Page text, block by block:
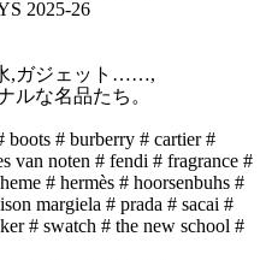
,ガジェット……,
ルな名品たち。
boots # burberry # cartier #
van noten # fendi # fragrance #
# hermès # hoorsenbuhs #
margiela # prada # sacai #
# swatch # the new school #